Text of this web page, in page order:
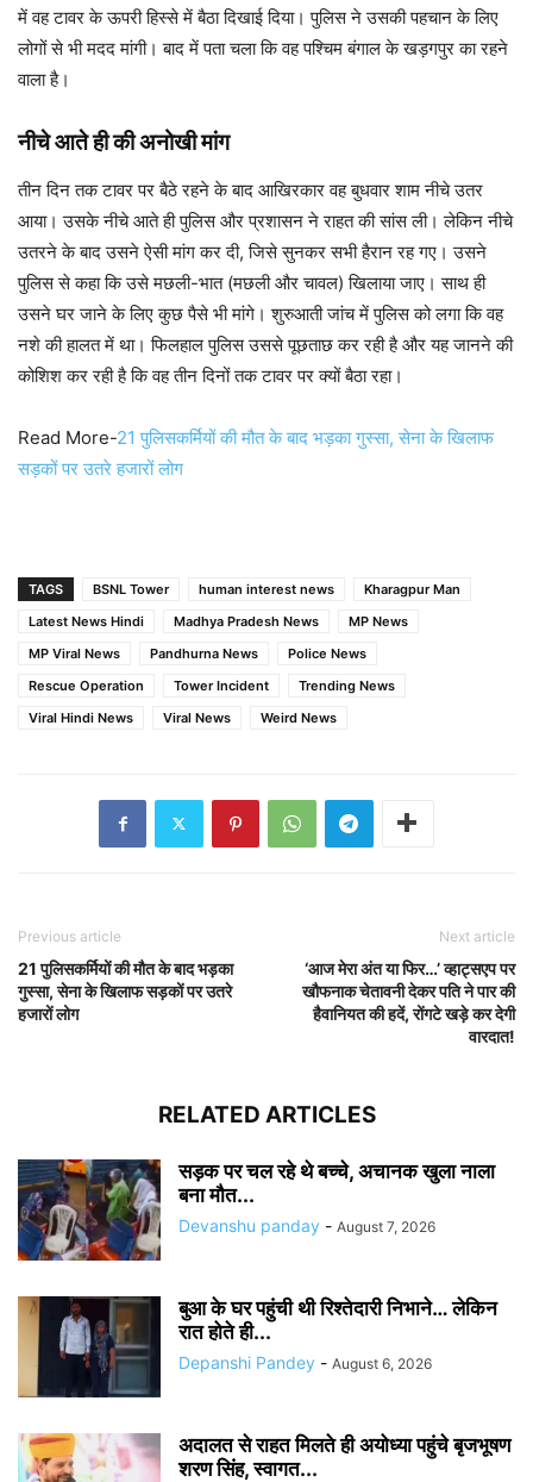
में वह टावर के ऊपरी हिस्से में बैठा दिखाई दिया। पुलिस ने उसकी पहचान के लिए
लोगों से भी मदद मांगी। बाद में पता चला कि वह पश्चिम बंगाल के खड़गपुर का रहने
वाला है।
नीचे आते ही की अनोखी मांग
तीन दिन तक टावर पर बैठे रहने के बाद आखिरकार वह बुधवार शाम नीचे उतर
आया। उसके नीचे आते ही पुलिस और प्रशासन ने राहत की सांस ली। लेकिन नीचे
उतरने के बाद उसने ऐसी मांग कर दी, जिसे सुनकर सभी हैरान रह गए। उसने
पुलिस से कहा कि उसे मछली-भात (मछली और चावल) खिलाया जाए। साथ ही
उसने घर जाने के लिए कुछ पैसे भी मांगे। शुरुआती जांच में पुलिस को लगा कि वह
नशे की हालत में था। फिलहाल पुलिस उससे पूछताछ कर रही है और यह जानने की
कोशिश कर रही है कि वह तीन दिनों तक टावर पर क्यों बैठा रहा।
Read More-21 पुलिसकर्मियों की मौत के बाद भड़का गुस्सा, सेना के खिलाफ
सड़कों पर उतरे हजारों लोग
TAGS BSNL Tower human interest news
Kharagpur Man
Latest News Hindi
Madhya Pradesh News
MP News
MP Viral News
Pandhurna News
Police News
Rescue Operation
Tower Incident
Trending News
Viral Hindi News
Viral News Weird News
Previous article
21 पुलिसकर्मियों की मौत के बाद भड़का
गुस्सा, सेना के खिलाफ सड़कों पर उतरे
हजारों लोग
Next article
‘आज मेरा अंत या फिर…’ व्हाट्सएप पर
खौफनाक चेतावनी देकर पति ने पार की
हैवानियत की हदें, रोंगटे खड़े कर देगी
वारदात!
RELATED ARTICLES
सड़क पर चल रहे थे बच्चे, अचानक खुला नाला
बना मौत...
Devanshu panday - August 7, 2026
बुआ के घर पहुंची थी रिश्तेदारी निभाने… लेकिन
रात होते ही...
Depanshi Pandey - August 6, 2026
अदालत से राहत मिलते ही अयोध्या पहुंचे बृजभूषण
शरण सिंह, स्वागत...